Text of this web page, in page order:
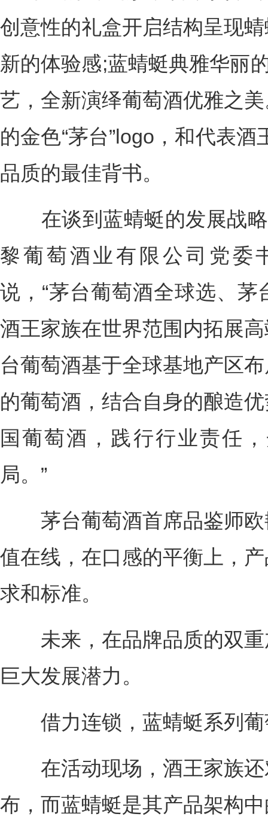
创意性的礼盒开启结构呈现
新的体验感;蓝蜻蜓典雅华丽
艺，全新演绎葡萄酒优雅之
的金色“茅台”logo，和代表酒
品质的最佳背书。
在谈到蓝蜻蜓的发展战略
黎葡萄酒业有限公司党委
说，“茅台葡萄酒全球选、
酒王家族在世界范围内拓展
台葡萄酒基于全球基地产区
的葡萄酒，结合自身的酿造
国葡萄酒，践行行业责任
局。”
茅台葡萄酒首席品鉴师欧
值在线，在口感的平衡上，
求和标准。
未来，在品牌品质的双重
巨大发展潜力。
借力连锁，蓝蜻蜓系列葡
在活动现场，酒王家族还
布，而蓝蜻蜓是其产品架构